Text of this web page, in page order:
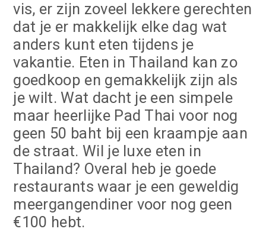
vis, er zijn zoveel lekkere gerechten
dat je er makkelijk elke dag wat
anders kunt eten tijdens je
vakantie. Eten in Thailand kan zo
goedkoop en gemakkelijk zijn als
je wilt. Wat dacht je een simpele
maar heerlijke Pad Thai voor nog
geen 50 baht bij een kraampje aan
de straat. Wil je luxe eten in
Thailand? Overal heb je goede
restaurants waar je een geweldig
meergangendiner voor nog geen
€100 hebt.